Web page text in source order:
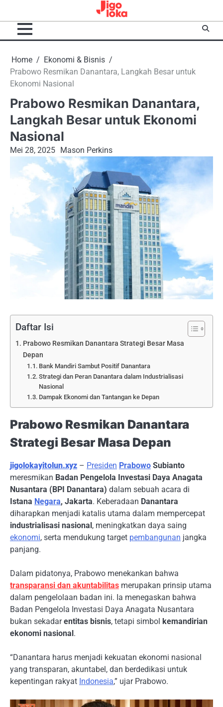
content
Home
Ekonomi & Bisnis
Prabowo Resmikan Danantara, Langkah Besar untuk
Ekonomi Nasional
Prabowo Resmikan Danantara,
Langkah Besar untuk Ekonomi
Nasional
Mei 28, 2025 Mason Perkins
Daftar Isi
Prabowo Resmikan Danantara Strategi Besar Masa
Depan
Bank Mandiri Sambut Positif Danantara
Strategi dan Peran Danantara dalam Industrialisasi
Nasional
Dampak Ekonomi dan Tantangan ke Depan
Prabowo Resmikan Danantara
Strategi Besar Masa Depan
jigolokayitolun.xyz – Presiden Prabowo Subianto
meresmikan Badan Pengelola Investasi Daya Anagata
Nusantara (BPI Danantara) dalam sebuah acara di
Istana Negara, Jakarta. Keberadaan Danantara
diharapkan menjadi katalis utama dalam mempercepat
industrialisasi nasional, meningkatkan daya saing
ekonomi, serta mendukung target pembangunan jangka
panjang.
Dalam pidatonya, Prabowo menekankan bahwa
transparansi dan akuntabilitas merupakan prinsip utama
dalam pengelolaan badan ini. Ia menegaskan bahwa
Badan Pengelola Investasi Daya Anagata Nusantara
bukan sekadarentitas bisnis, tetapi simbol kemandirian
ekonomi nasional.
“Danantara harus menjadi kekuatan ekonomi nasional
yang transparan, akuntabel, dan berdedikasi untuk
kepentingan rakyat Indonesia,” ujar Prabowo.